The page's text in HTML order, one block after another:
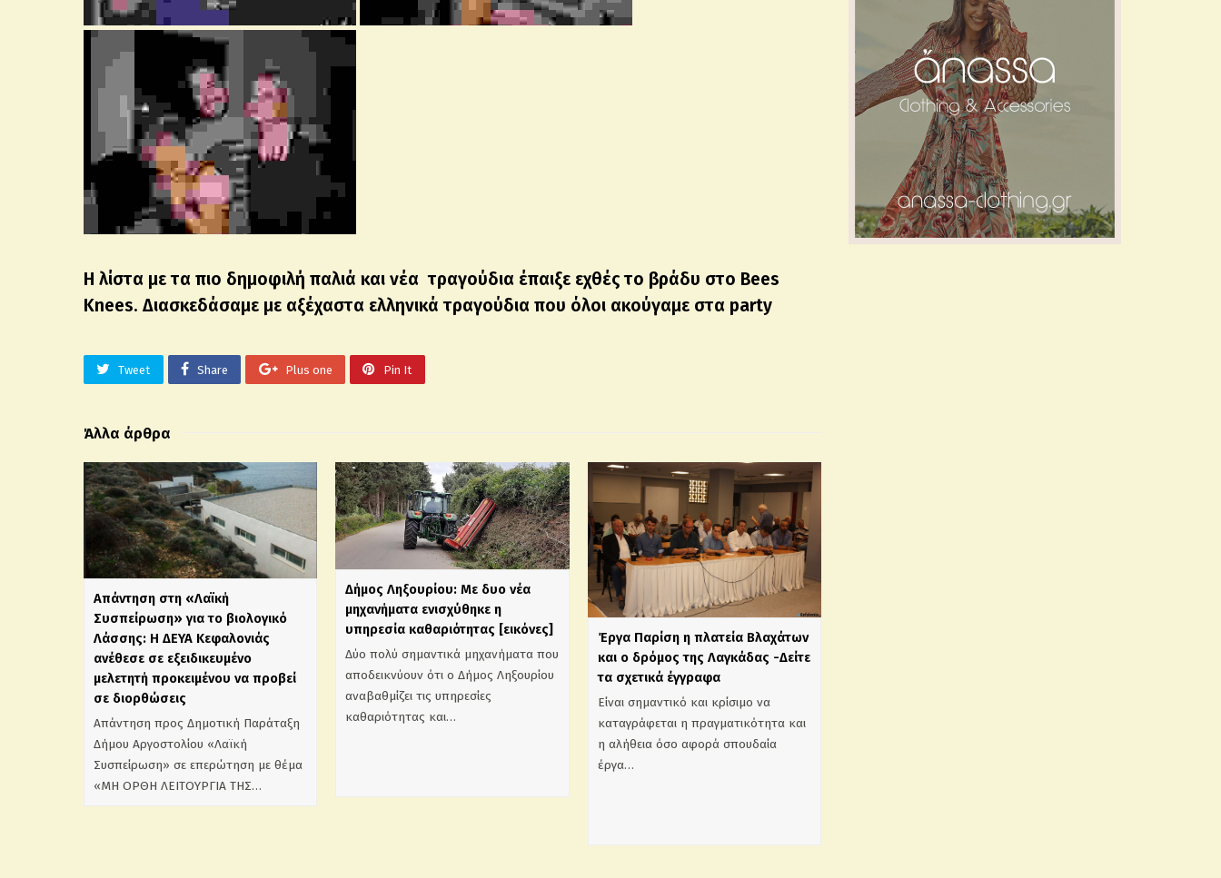
Η λίστα με τα πιο δημοφιλή παλιά και νέα τραγούδια έπαιξε εχθές το βράδυ στο Bees
Knees. Διασκεδάσαμε με αξέχαστα ελληνικά τραγούδια που όλοι ακούγαμε στα party
Tweet Share Plus one Pin It
Άλλα άρθρα
Απάντηση στη «Λαϊκή
Συσπείρωση» για το βιολογικό
Λάσσης: Η ΔΕΥΑ Κεφαλονιάς
ανέθεσε σε εξειδικευμένο
μελετητή προκειμένου να προβεί
σε διορθώσεις
Απάντηση προς Δημοτική Παράταξη
Δήμου Αργοστολίου «Λαϊκή
Συσπείρωση» σε επερώτηση με θέμα
«ΜΗ ΟΡΘΗ ΛΕΙΤΟΥΡΓΙΑ ΤΗΣ…
Δήμος Ληξουρίου: Με δυο νέα
μηχανήματα ενισχύθηκε η
υπηρεσία καθαριότητας [εικόνες]
Δύο πολύ σημαντικά μηχανήματα που
αποδεικνύουν ότι ο Δήμος Ληξουρίου
αναβαθμίζει τις υπηρεσίες
καθαριότητας και…
Έργα Παρίση η πλατεία Βλαχάτων
και ο δρόμος της Λαγκάδας -Δείτε
τα σχετικά έγγραφα
Είναι σημαντικό και κρίσιμο να
καταγράφεται η πραγματικότητα και
η αλήθεια όσο αφορά σπουδαία
έργα…